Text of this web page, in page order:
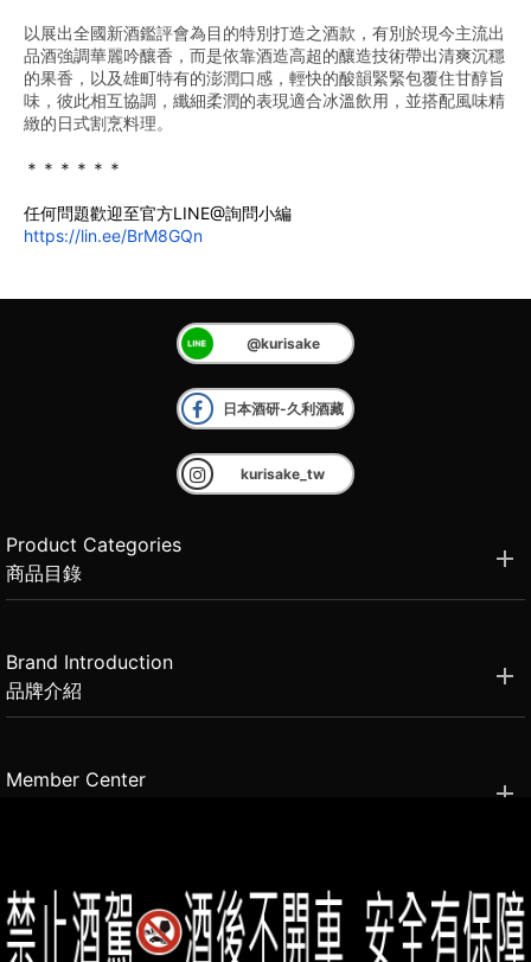
以展出全國新酒鑑評會為目的特別打造之酒款，有別於現今主流出
品酒強調華麗吟釀香，而是依靠酒造高超的釀造技術帶出清爽沉穩
的果香，以及雄町特有的澎潤口感，輕快的酸韻緊緊包覆住甘醇旨
味，彼此相互協調，纖細柔潤的表現適合冰溫飲用，並搭配風味精
緻的日式割烹料理。
＊＊＊＊＊＊
任何問題歡迎至官方LINE@詢問小編
https://lin.ee/BrM8GQn
@kurisake
日本酒研-久利酒藏
kurisake_tw
Product Categories
商品目錄
Brand Introduction
品牌介紹
Member Center
2021思橙國際有限公司 版權所有 禁止轉貼節錄 All rights reserved.